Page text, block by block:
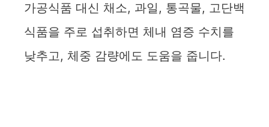
가공식품 대신 채소, 과일, 통곡물, 고단백
식품을 주로 섭취하면 체내 염증 수치를
낮추고, 체중 감량에도 도움을 줍니다.